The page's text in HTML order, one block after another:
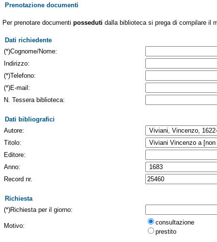
Prenotazione documenti
Per prenotare documenti posseduti dalla biblioteca si prega di compilare il
Dati richiedente
(*)Cognome/Nome:
Indirizzo:
(*)Telefono:
(*)E-mail:
N. Tessera biblioteca:
Dati bibliografici
Autore:
Titolo:
Editore:
Anno:
Record nr.
Richiesta
(*)Richiesta per il giorno:
Motivo:
consultazione
prestito